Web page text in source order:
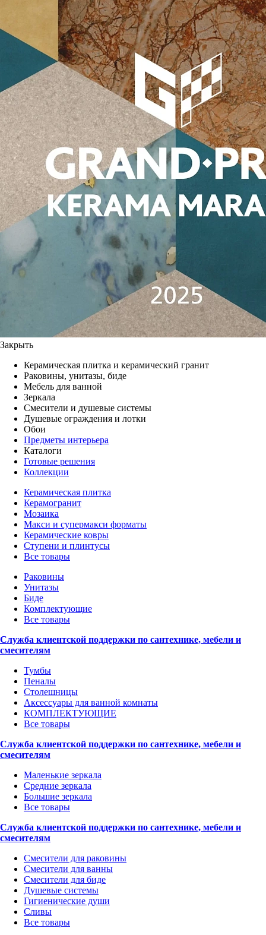
Закрыть
Керамическая плитка и керамический гранит
Раковины, унитазы, биде
Мебель для ванной
Зеркала
Смесители и душевые системы
Душевые ограждения и лотки
Обои
Предметы интерьера
Каталоги
Готовые решения
Коллекции
Керамическая плитка
Керамогранит
Мозаика
Макси и супермакси форматы
Керамические ковры
Ступени и плинтусы
Все товары
Раковины
Унитазы
Биде
Комплектующие
Все товары
Служба клиентской поддержки по сантехнике, мебели и
смесителям
Тумбы
Пеналы
Столешницы
Аксессуары для ванной комнаты
КОМПЛЕКТУЮЩИЕ
Все товары
Служба клиентской поддержки по сантехнике, мебели и
смесителям
Маленькие зеркала
Средние зеркала
Большие зеркала
Все товары
Служба клиентской поддержки по сантехнике, мебели и
смесителям
Смесители для раковины
Смесители для ванны
Смесители для биде
Душевые системы
Гигиенические души
Сливы
Все товары